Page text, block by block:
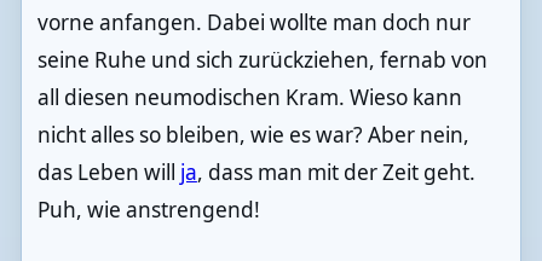
vorne anfangen. Dabei wollte man doch nur
seine Ruhe und sich zurückziehen, fernab von
all diesen neumodischen Kram. Wieso kann
nicht alles so bleiben, wie es war? Aber nein,
das Leben will ja, dass man mit der Zeit geht.
Puh, wie anstrengend!